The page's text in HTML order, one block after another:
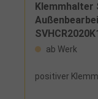
Klemmhalter
ab Werk
positiver